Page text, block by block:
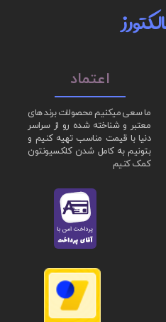
ما سعی میکنیم محصولات برند های
معتبر و شناخته شده رو از سراسر
دنیا با قیمت مناسب تهیه کنیم و
بتونیم به کامل شدن کلکسیونتون
کمک کنیم
اعتماد